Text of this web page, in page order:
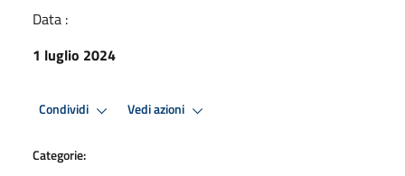
Data :
1 luglio 2024
Condividi Vedi azioni
Categorie: